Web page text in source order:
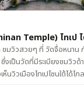
Temple) ไทเป
ชมวิวสวยๆ ที่ วัดจื่อหนา
เป็นวัดที่มีระเบียงชมวิวด้
นวิวเมืองไทเปโซนใต้ได้ไ
เมื่อย ก็สามารถนั่งกระเช้า
งพิกัดวัดจื่อหนานกง：